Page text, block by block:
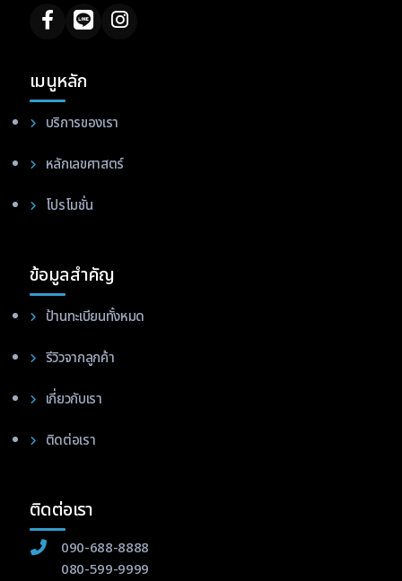
เมนูหลัก
บริการของเรา
หลักเลขศาสตร์
โปรโมชั่น
ข้อมูลสำคัญ
ป้านทะเบียนทั้งหมด
รีวิวจากลูกค้า
เกี่ยวกับเรา
ติดต่อเรา
ติดต่อเรา
090-688-8888
080-599-9999